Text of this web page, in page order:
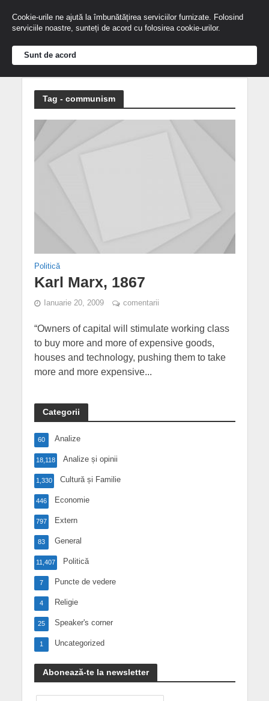
Tag - communism
Politică
Karl Marx, 1867
Ianuarie 20, 2009 comentarii
“Owners of capital will stimulate working class
to buy more and more of expensive goods,
houses and technology, pushing them to take
more and more expensive...
Categorii
Analize
60
Analize și opinii
18,118
Cultură și Familie
1,330
Economie
446
Extern
797
General
83
Politică
11,407
Puncte de vedere
7
Religie
4
Speaker's corner
25
Uncategorized
1
Abonează-te la newsletter
Cookie-urile ne ajută la îmbunătățirea serviciilor furnizate. Folosind
serviciile noastre, sunteți de acord cu folosirea cookie-urilor.
Sunt de acord